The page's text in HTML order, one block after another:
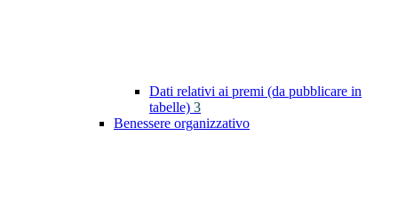
Dati relativi ai premi (da pubblicare in
tabelle) 3
Benessere organizzativo